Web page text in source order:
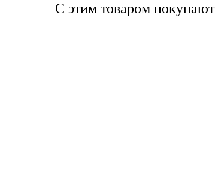
С этим товаром покупают